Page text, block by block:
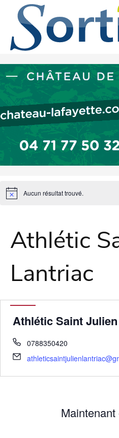
Aucun résultat trouvé.
Athlétic
Lantriac
Athlétic Saint
0788350420